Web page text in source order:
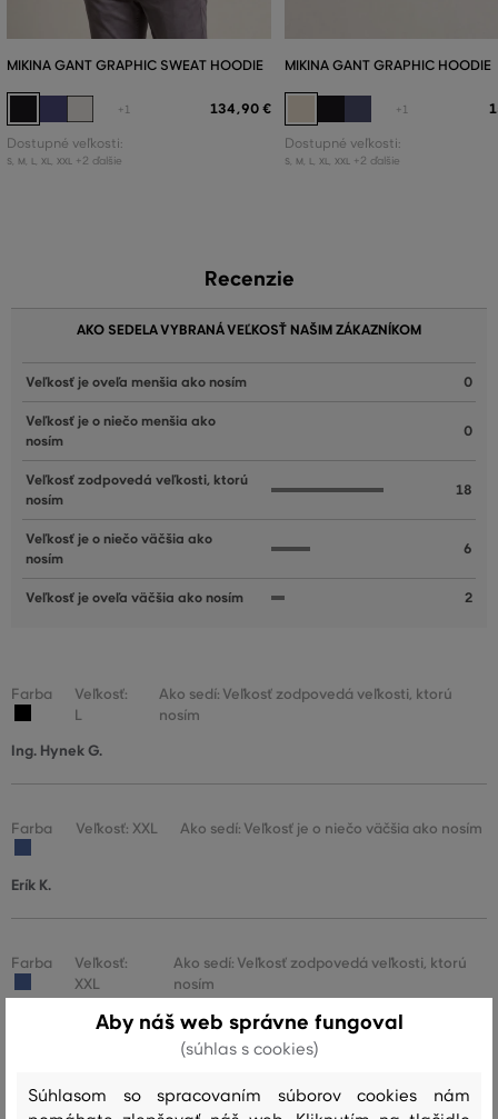
MIKINA GANT GRAPHIC SWEAT HOODIE
+1 134,90 €
Dostupné veľkosti:
S M L XL XXL +2 ďalšie
MIKINA GANT GRAPHIC HOODIE
+1
Dostupné veľkosti:
S M L XL XXL +2 ďalšie
Recenzie
AKO SEDELA VYBRANÁ VEĽKOSŤ NAŠIM ZÁKAZNÍKOM
Veľkosť je oveľa menšia ako nosím 0
Veľkosť je o niečo menšia ako
nosím
0
Veľkosť zodpovedá veľkosti, ktorú
nosím
18
Veľkosť je o niečo väčšia ako
nosím
6
Veľkosť je oveľa väčšia ako nosím 2
Farba
Veľkosť:
L
Ako sedí: Veľkosť zodpovedá veľkosti, ktorú
nosím
Ing. Hynek G.
Farba Veľkosť: XXL Ako sedí: Veľkosť je o niečo väčšia ako nosím
Erík K.
Farba
Veľkosť:
XXL
Ako sedí: Veľkosť zodpovedá veľkosti, ktorú
nosím
Farba
Veľkosť:
Ako sedí: Veľkosť zodpovedá veľkosti, ktorú
Aby náš web správne fungoval
(súhlas s cookies)
Súhlasom so spracovaním súborov cookies nám